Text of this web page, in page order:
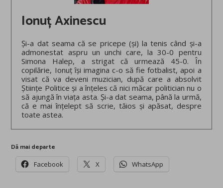
Ionuț Axinescu
Și-a dat seama că se pricepe (și) la tenis când și-a
admonestat aspru un unchi care, la 30-0 pentru
Simona Halep, a strigat că urmează 45-0. În
copilărie, Ionuț își imagina c-o să fie fotbalist, apoi a
visat că va deveni muzician, după care a absolvit
Științe Politice și a înțeles că nici măcar politician nu o
să ajungă în viața asta. Și-a dat seama, până la urmă,
că e mai înțelept să scrie, tăios și apăsat, despre
toate astea.
Dă mai departe
Facebook X WhatsApp